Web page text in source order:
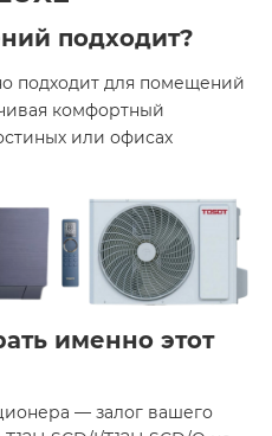
подходит?
подходит для помещений
комфортный
или офисах
именно этот
— залог вашего